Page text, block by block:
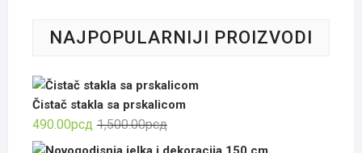
NAJPOPULARNIJI PROIZVODI
Čistač stakla sa prskalicom
1,500.00рсдОригинална
цена
490.00рсд
Тренутна
цена